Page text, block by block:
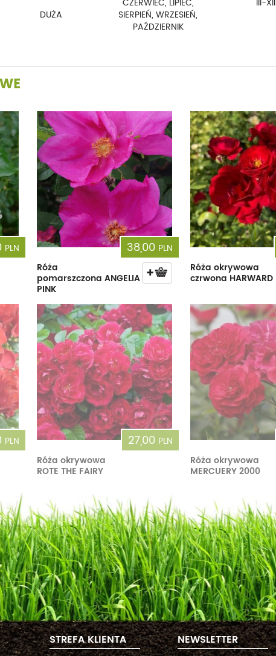
DUŻA
SIERPIEŃ, WRZESIEŃ,
PAŹDZIERNIK
PLN
38,00 PLN
Róża
pomarszczona ANGELIA
PINK
Róża okrywowa
czrwona HARWARD
PLN
27,00 PLN
Róża okrywowa
ROTE THE FAIRY
Róża okrywowa
MERCUERY 2000
STREFA KLIENTA NEWSLETTER